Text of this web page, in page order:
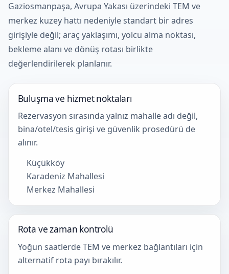
Gaziosmanpaşa, Avrupa Yakası üzerindeki TEM ve
merkez kuzey hattı nedeniyle standart bir adres
girişiyle değil; araç yaklaşımı, yolcu alma noktası,
bekleme alanı ve dönüş rotası birlikte
değerlendirilerek planlanır.
Buluşma ve hizmet noktaları
Rezervasyon sırasında yalnız mahalle adı değil,
bina/otel/tesis girişi ve güvenlik prosedürü de
alınır.
Küçükköy
Karadeniz Mahallesi
Merkez Mahallesi
Rota ve zaman kontrolü
Yoğun saatlerde TEM ve merkez bağlantıları için
alternatif rota payı bırakılır.